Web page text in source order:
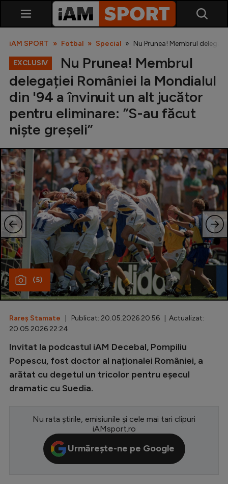
SuperLiga
Liga 2
Cupa României
Echipa Națională
U21
Fotbal feminin
Special
Diverse
Inedit
Clasamente
Champions League
Europa League
CM 2026
Premier League
LaLiga
iAM SPORT Fotbal Special Nu Prunea! Membrul
EXCLUSIV
Nu Prunea! Membrul
delegației României la Mondialul
din '94 a învinuit un alt jucător
pentru eliminare: ”S-au făcut
niște greșeli”
(5)
Rareș Stamate | Publicat: 20.05.2026 20:56 | Actualizat:
20.05.2026 22:24
Invitat la podcastul iAM Decebal, Pompiliu
Popescu, fost doctor al naționalei României, a
arătat cu degetul un tricolor pentru eșecul
dramatic cu Suedia.
Nu rata știrile, emisiunile și cele mai tari clipuri
iAMsport.ro
Urmărește-ne pe Google